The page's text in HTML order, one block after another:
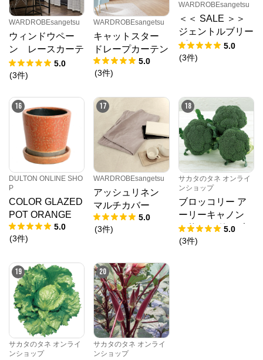
WARDROBEsangetsu
ウィンドウペー
ン レースカーテ
ン
5.0
(3件)
WARDROBEsangetsu
キャットスター
ドレープカーテン
5.0
(3件)
WARDROBEsangetsu
＜＜ SALE ＞＞
ジェントルブリー
ズ チョコ／レー
スカーテンライト
～180㎝
5.0
(3件)
16
DULTON ONLINE SHO
P
COLOR GLAZED
POT ORANGE
5.0
(3件)
17
WARDROBEsangetsu
アッシュリネン
マルチカバー
5.0
(3件)
18
サカタのタネ オンライ
ンショップ
ブロッコリー ア
ーリーキャノン
（約2000粒） 大
袋
5.0
(3件)
19
サカタのタネ オンライ
ンショップ
20
サカタのタネ オンライ
ンショップ